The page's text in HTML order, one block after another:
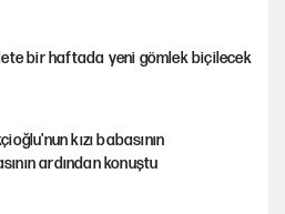
bir haftada yeni gömlek biçilecek
kızı babasının
ardından konuştu